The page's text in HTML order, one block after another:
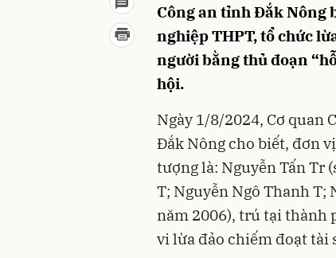
Công an tỉnh Đắk Nông
nghiệp THPT, tổ chức
người bằng thủ đoạn
hội.
Ngày 1/8/2024, Cơ quan
Đắk Nông cho biết, đơn
tượng là: Nguyễn Tấn Tr
T; Nguyễn Ngô Thanh T;
năm 2006), trú tại thành
vi lừa đảo chiếm đoạt tài